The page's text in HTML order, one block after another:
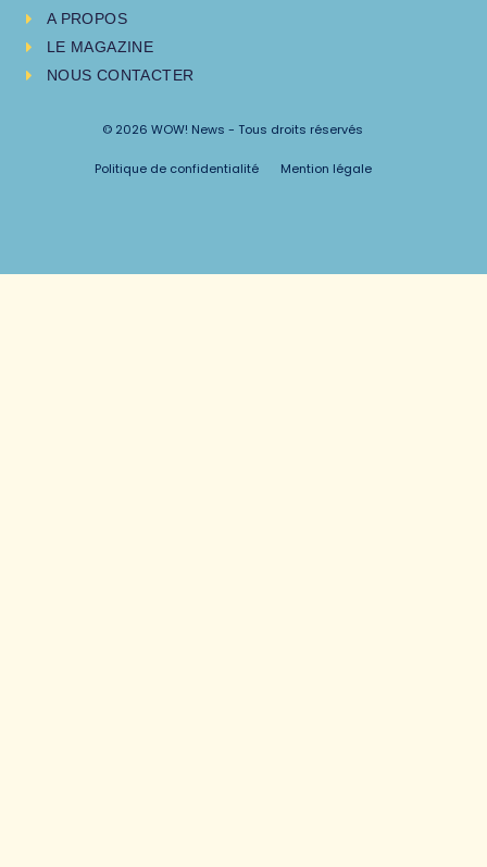
A PROPOS
LE MAGAZINE
NOUS CONTACTER
© 2026 WOW! News - Tous droits réservés
Politique de confidentialité Mention légale